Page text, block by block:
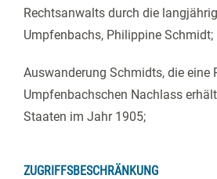
Rechtsanwalts durch die
Umpfenbachs, Philippine Schmidt;
Auswanderung Schmidts, die eine
Umpfenbachschen Nachlass
Staaten im Jahr 1905;
ZUGRIFFSBESCHRÄNKUNG